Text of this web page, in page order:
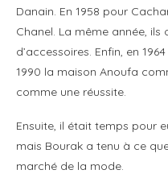
Danain. En 1958 pour
Chanel. La même année,
d’accessoires. Enfin, en
1990 la maison Anoufa
comme une réussite.
Ensuite, il était temps pour
mais Bourak a tenu à ce
marché de la mode.